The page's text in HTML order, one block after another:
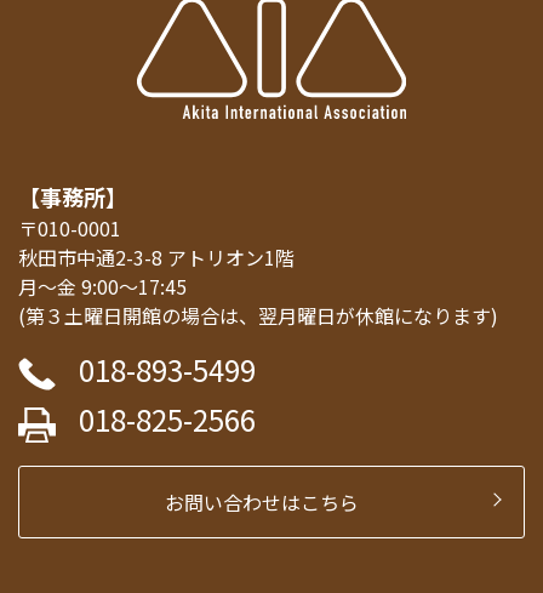
【事務所】
〒010-0001
秋田市中通2-3-8 アトリオン1階
月～金 9:00～17:45
(第３土曜日開館の場合は、翌月曜日が休館になります)
018-893-5499
018-825-2566
お問い合わせはこちら